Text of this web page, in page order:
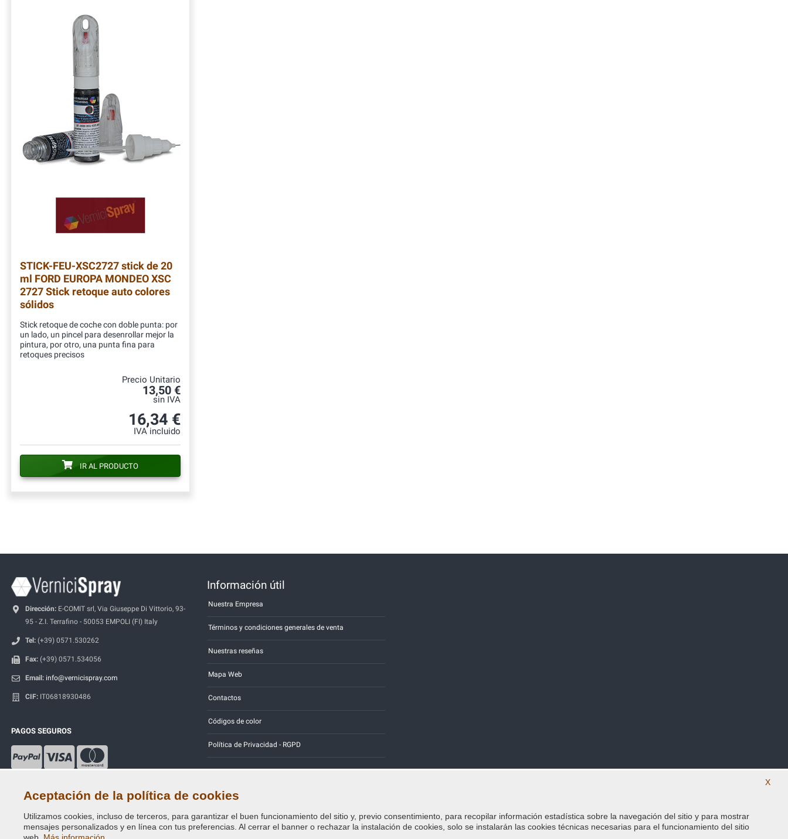
STICK-FEU-XSC2727stick de 20
ml FORD EUROPA MONDEO XSC
2727 Stick retoque auto colores
sólidos
Stick retoque de coche con doble punta: por
un lado, un pincel para desenrollar mejor la
pintura, por otro, una punta fina para
retoques precisos
Precio Unitario
13,50 €
sin IVA
16,34 €
IVA incluido
IR AL PRODUCTO
Dirección: E-COMIT srl, Via Giuseppe Di Vittorio, 93-
95 - Z.I. Terrafino - 50053 EMPOLI (FI) Italy
Tel: (+39) 0571.530262
Fax: (+39) 0571.534056
Email: info@vernicispray.com
CIF: IT06818930486
PAGOS SEGUROS
Información útil
Nuestra Empresa
Términos y condiciones generales de venta
Nuestras reseñas
Mapa Web
Contactos
Códigos de color
Política de Privacidad - RGPD
Copyright © 2014 - 2026. All Rights Reserved.
Visitantes En Línea: 256
Credits:E-COMIT SÍguenos en nuestras redes sociales
X
Aceptación de la política de cookies
Utilizamos cookies, incluso de terceros, para garantizar el buen funcionamiento del sitio y, previo consentimiento, para recopilar información estadística sobre la navegación del sitio y para mostrar
mensajes personalizados y en línea con tus preferencias. Al cerrar el banner o rechazar la instalación de cookies, solo se instalarán las cookies técnicas necesarias para el funcionamiento del sitio